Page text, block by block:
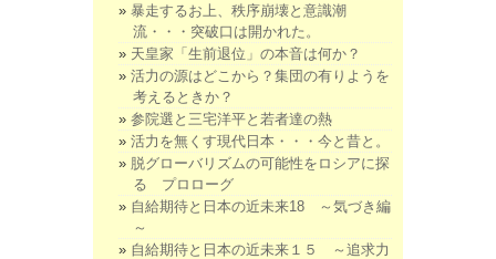
暴走するお上、秩序崩壊と意識潮
流・・・突破口は開かれた。
天皇家「生前退位」の本音は何か？
活力の源はどこから？集団の有りようを
考えるときか？
参院選と三宅洋平と若者達の熱
活力を無くす現代日本・・・今と昔と。
脱グローバリズムの可能性をロシアに探
る プロローグ
自給期待と日本の近未来18 ～気づき編
～
自給期待と日本の近未来１５ ～追求力